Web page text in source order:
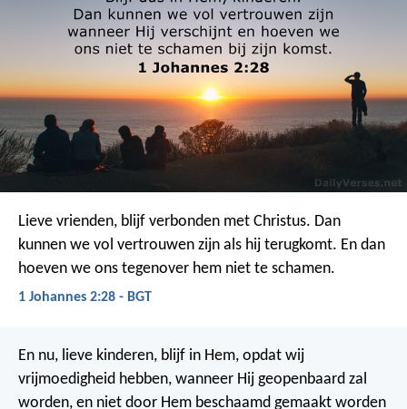
Lieve vrienden, blijf verbonden met Christus. Dan
kunnen we vol vertrouwen zijn als hij terugkomt. En dan
hoeven we ons tegenover hem niet te schamen.
1 Johannes 2:28 - BGT
En nu, lieve kinderen, blijf in Hem, opdat wij
vrijmoedigheid hebben, wanneer Hij geopenbaard zal
worden, en niet door Hem beschaamd gemaakt worden